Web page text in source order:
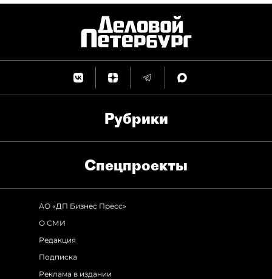
Рубрики
Спец­проекты
АО «ДП Бизнес Пресс»
О СМИ
Редакция
Подписка
Реклама в издании